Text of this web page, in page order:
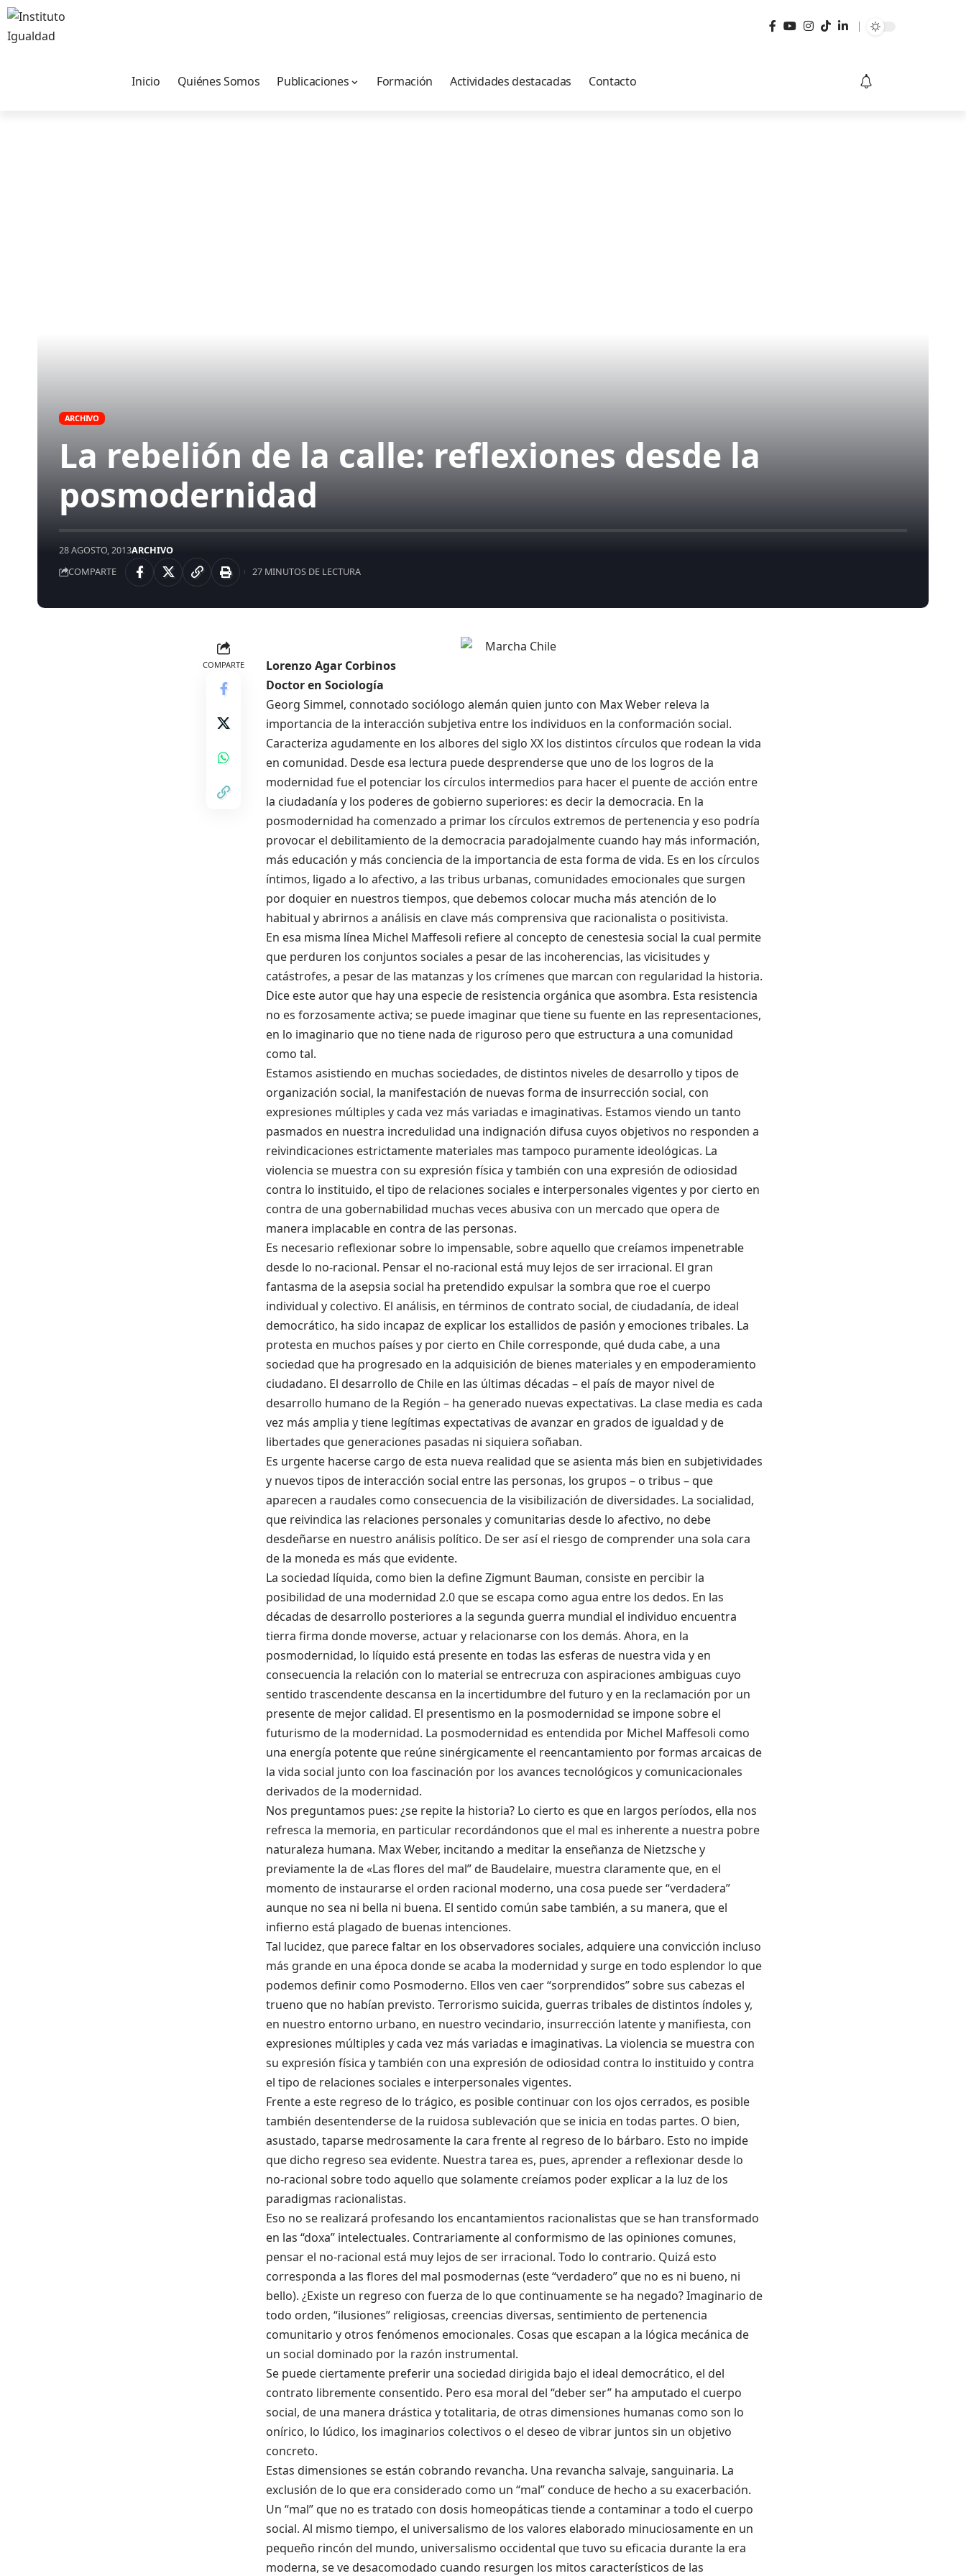
Inicio Quiénes Somos Publicaciones Formación Actividades destacadas Contacto
ARCHIVO
La rebelión de la calle: reflexiones desde la
posmodernidad
28 AGOSTO, 2013ARCHIVO
COMPARTE
27 MINUTOS DE LECTURA
COMPARTE
Lorenzo Agar Corbinos
Doctor en Sociología
Georg Simmel, connotado sociólogo alemán quien junto con Max Weber releva la
importancia de la interacción subjetiva entre los individuos en la conformación social.
Caracteriza agudamente en los albores del siglo XX los distintos círculos que rodean la vida
en comunidad. Desde esa lectura puede desprenderse que uno de los logros de la
modernidad fue el potenciar los círculos intermedios para hacer el puente de acción entre
la ciudadanía y los poderes de gobierno superiores: es decir la democracia. En la
posmodernidad ha comenzado a primar los círculos extremos de pertenencia y eso podría
provocar el debilitamiento de la democracia paradojalmente cuando hay más información,
más educación y más conciencia de la importancia de esta forma de vida. Es en los círculos
íntimos, ligado a lo afectivo, a las tribus urbanas, comunidades emocionales que surgen
por doquier en nuestros tiempos, que debemos colocar mucha más atención de lo
habitual y abrirnos a análisis en clave más comprensiva que racionalista o positivista.
En esa misma línea Michel Maffesoli refiere al concepto de cenestesia social la cual permite
que perduren los conjuntos sociales a pesar de las incoherencias, las vicisitudes y
catástrofes, a pesar de las matanzas y los crímenes que marcan con regularidad la historia.
Dice este autor que hay una especie de resistencia orgánica que asombra. Esta resistencia
no es forzosamente activa; se puede imaginar que tiene su fuente en las representaciones,
en lo imaginario que no tiene nada de riguroso pero que estructura a una comunidad
como tal.
Estamos asistiendo en muchas sociedades, de distintos niveles de desarrollo y tipos de
organización social, la manifestación de nuevas forma de insurrección social, con
expresiones múltiples y cada vez más variadas e imaginativas. Estamos viendo un tanto
pasmados en nuestra incredulidad una indignación difusa cuyos objetivos no responden a
reivindicaciones estrictamente materiales mas tampoco puramente ideológicas. La
violencia se muestra con su expresión física y también con una expresión de odiosidad
contra lo instituido, el tipo de relaciones sociales e interpersonales vigentes y por cierto en
contra de una gobernabilidad muchas veces abusiva con un mercado que opera de
manera implacable en contra de las personas.
Es necesario reflexionar sobre lo impensable, sobre aquello que creíamos impenetrable
desde lo no-racional. Pensar el no-racional está muy lejos de ser irracional. El gran
fantasma de la asepsia social ha pretendido expulsar la sombra que roe el cuerpo
individual y colectivo. El análisis, en términos de contrato social, de ciudadanía, de ideal
democrático, ha sido incapaz de explicar los estallidos de pasión y emociones tribales. La
protesta en muchos países y por cierto en Chile corresponde, qué duda cabe, a una
sociedad que ha progresado en la adquisición de bienes materiales y en empoderamiento
ciudadano. El desarrollo de Chile en las últimas décadas – el país de mayor nivel de
desarrollo humano de la Región – ha generado nuevas expectativas. La clase media es cada
vez más amplia y tiene legítimas expectativas de avanzar en grados de igualdad y de
libertades que generaciones pasadas ni siquiera soñaban.
Es urgente hacerse cargo de esta nueva realidad que se asienta más bien en subjetividades
y nuevos tipos de interacción social entre las personas, los grupos – o tribus – que
aparecen a raudales como consecuencia de la visibilización de diversidades. La socialidad,
que reivindica las relaciones personales y comunitarias desde lo afectivo, no debe
desdeñarse en nuestro análisis político. De ser así el riesgo de comprender una sola cara
de la moneda es más que evidente.
La sociedad líquida, como bien la define Zigmunt Bauman, consiste en percibir la
posibilidad de una modernidad 2.0 que se escapa como agua entre los dedos. En las
décadas de desarrollo posteriores a la segunda guerra mundial el individuo encuentra
tierra firma donde moverse, actuar y relacionarse con los demás. Ahora, en la
posmodernidad, lo líquido está presente en todas las esferas de nuestra vida y en
consecuencia la relación con lo material se entrecruza con aspiraciones ambiguas cuyo
sentido trascendente descansa en la incertidumbre del futuro y en la reclamación por un
presente de mejor calidad. El presentismo en la posmodernidad se impone sobre el
futurismo de la modernidad. La posmodernidad es entendida por Michel Maffesoli como
una energía potente que reúne sinérgicamente el reencantamiento por formas arcaicas de
la vida social junto con loa fascinación por los avances tecnológicos y comunicacionales
derivados de la modernidad.
Nos preguntamos pues: ¿se repite la historia? Lo cierto es que en largos períodos, ella nos
refresca la memoria, en particular recordándonos que el mal es inherente a nuestra pobre
naturaleza humana. Max Weber, incitando a meditar la enseñanza de Nietzsche y
previamente la de «Las flores del mal” de Baudelaire, muestra claramente que, en el
momento de instaurarse el orden racional moderno, una cosa puede ser “verdadera”
aunque no sea ni bella ni buena. El sentido común sabe también, a su manera, que el
infierno está plagado de buenas intenciones.
Tal lucidez, que parece faltar en los observadores sociales, adquiere una convicción incluso
más grande en una época donde se acaba la modernidad y surge en todo esplendor lo que
podemos definir como Posmoderno. Ellos ven caer “sorprendidos” sobre sus cabezas el
trueno que no habían previsto. Terrorismo suicida, guerras tribales de distintos índoles y,
en nuestro entorno urbano, en nuestro vecindario, insurrección latente y manifiesta, con
expresiones múltiples y cada vez más variadas e imaginativas. La violencia se muestra con
su expresión física y también con una expresión de odiosidad contra lo instituido y contra
el tipo de relaciones sociales e interpersonales vigentes.
Frente a este regreso de lo trágico, es posible continuar con los ojos cerrados, es posible
también desentenderse de la ruidosa sublevación que se inicia en todas partes. O bien,
asustado, taparse medrosamente la cara frente al regreso de lo bárbaro. Esto no impide
que dicho regreso sea evidente. Nuestra tarea es, pues, aprender a reflexionar desde lo
no-racional sobre todo aquello que solamente creíamos poder explicar a la luz de los
paradigmas racionalistas.
Eso no se realizará profesando los encantamientos racionalistas que se han transformado
en las “doxa” intelectuales. Contrariamente al conformismo de las opiniones comunes,
pensar el no-racional está muy lejos de ser irracional. Todo lo contrario. Quizá esto
corresponda a las flores del mal posmodernas (este “verdadero” que no es ni bueno, ni
bello). ¿Existe un regreso con fuerza de lo que continuamente se ha negado? Imaginario de
todo orden, “ilusiones” religiosas, creencias diversas, sentimiento de pertenencia
comunitario y otros fenómenos emocionales. Cosas que escapan a la lógica mecánica de
un social dominado por la razón instrumental.
Se puede ciertamente preferir una sociedad dirigida bajo el ideal democrático, el del
contrato libremente consentido. Pero esa moral del “deber ser” ha amputado el cuerpo
social, de una manera drástica y totalitaria, de otras dimensiones humanas como son lo
onírico, lo lúdico, los imaginarios colectivos o el deseo de vibrar juntos sin un objetivo
concreto.
Estas dimensiones se están cobrando revancha. Una revancha salvaje, sanguinaria. La
exclusión de lo que era considerado como un “mal” conduce de hecho a su exacerbación.
Un “mal” que no es tratado con dosis homeopáticas tiende a contaminar a todo el cuerpo
social. Al mismo tiempo, el universalismo de los valores elaborado minuciosamente en un
pequeño rincón del mundo, universalismo occidental que tuvo su eficacia durante la era
moderna, se ve desacomodado cuando resurgen los mitos característicos de las